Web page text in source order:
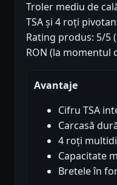
Troler mediu de
TSA și 4 roți
Rating produs: 5/5
RON (la momentul
Avantaje
Cifru TSA
Carcasă
4 roți
Capacitate
Bretele în